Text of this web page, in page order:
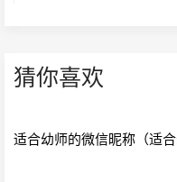
猜你喜欢
适合幼师的微信昵称（适